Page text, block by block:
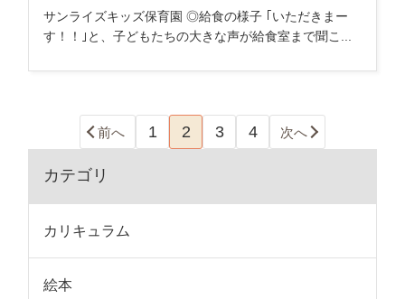
サンライズキッズ保育園 ◎給食の様子 ｢いただきまー
す！！｣と、子どもたちの大きな声が給食室まで聞こ...
前へ 1 2 3 4 次へ
カテゴリ
カリキュラム
絵本